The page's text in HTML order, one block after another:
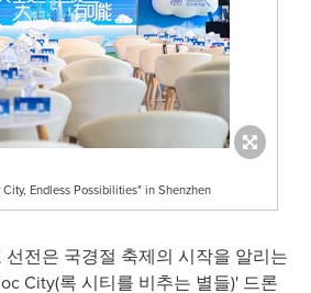
Endless Possibilities" in Shenzhen
전은 국경절 축제의 시작을 알리는
City(록 시티를 비추는 별들)' 드론